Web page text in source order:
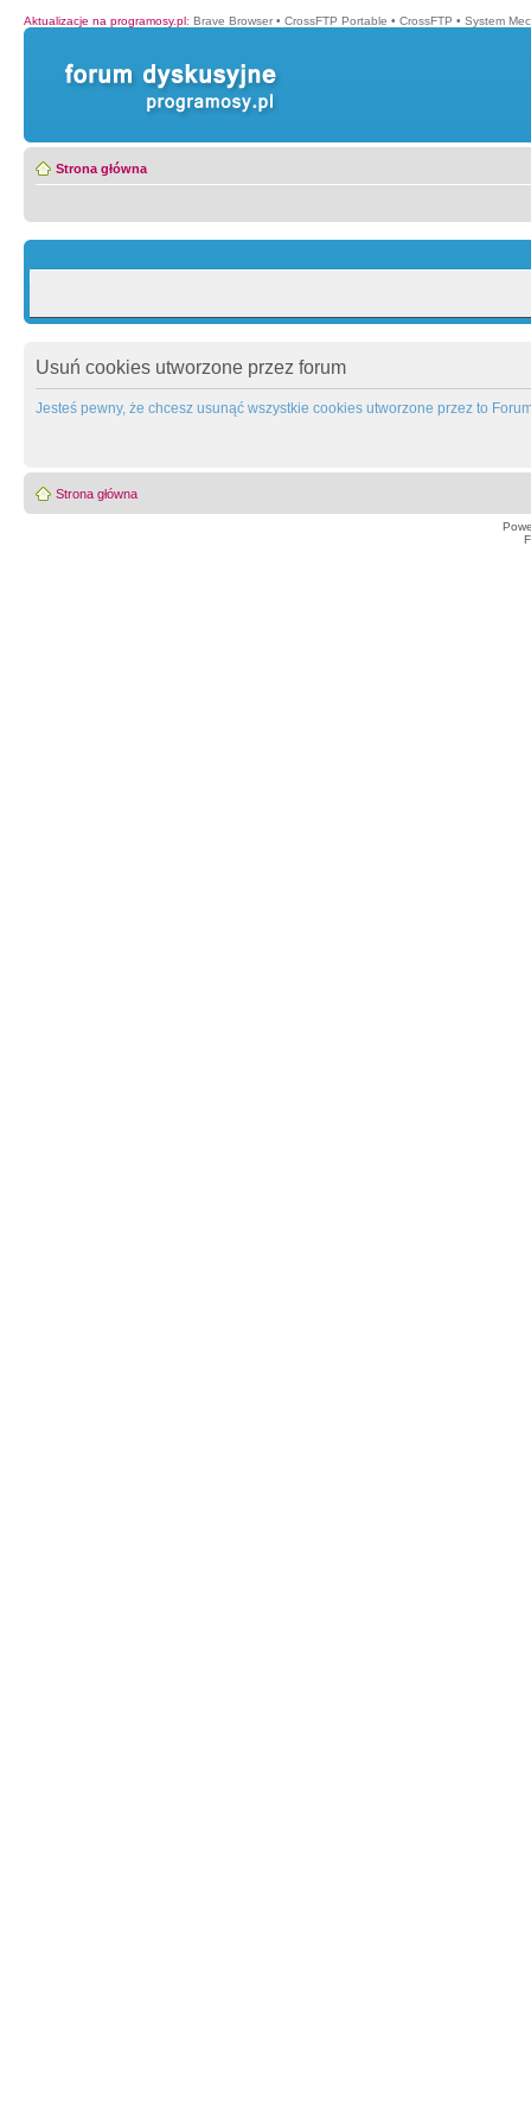
Aktualizacje na programosy.pl: Brave Browser • CrossFTP Portable • CrossFTP • System
Strona główna
Usuń cookies utworzone przez forum
Jesteś pewny, że chcesz usunąć wszystkie cookies utworzone przez to
Strona główna